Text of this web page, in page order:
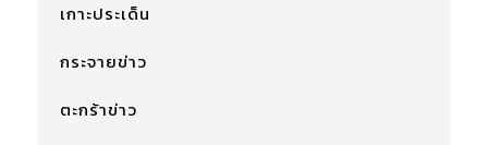
เกาะประเด็น
กระจายข่าว
ตะกร้าข่าว